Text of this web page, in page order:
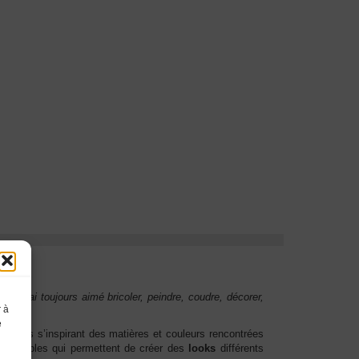
à
: “
J’ai toujours aimé bricoler, peindre, coudre, décorer,
s’inspirant des matières et couleurs rencontrées
qui permettent de créer des
looks différents